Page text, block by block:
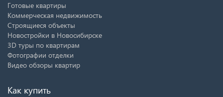
Готовые квартиры
Коммерческая недвижимость
Строящиеся объекты
Новостройки в Новосибирске
3D туры по квартирам
Фотографии отделки
Видео обзоры квартир
Как купить